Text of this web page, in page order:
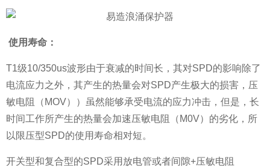
使用寿命：
T1级10/350us波形由于衰减的时间长，其对SPD的影响除了
电流应力之外，其产生的热量会对SPD产生极大的损害，压
敏电阻（MOV））虽然能够承受电流的应力冲击，但是，长
时间工作所产生的热量会加速压敏电阻（M0V）的劣化，所
以限压型SPD的使用寿命相对短。
开关型和复合型的SPD采用放电管或者间隙+压敏电阻